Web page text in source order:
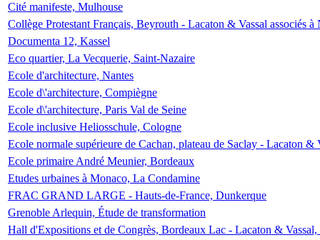
Cité manifeste, Mulhouse
Collège Protestant Français, Beyrouth - Lacaton & Vassal associés
Documenta 12, Kassel
Eco quartier, La Vecquerie, Saint-Nazaire
Ecole d'architecture, Nantes
Ecole d\'architecture, Compiègne
Ecole d\'architecture, Paris Val de Seine
Ecole inclusive Heliosschule, Cologne
Ecole normale supérieure de Cachan, plateau de Saclay - Lacaton &
Ecole primaire André Meunier, Bordeaux
Etudes urbaines à Monaco, La Condamine
FRAC GRAND LARGE - Hauts-de-France, Dunkerque
Grenoble Arlequin, Étude de transformation
Hall d'Expositions et de Congrès, Bordeaux Lac - Lacaton &